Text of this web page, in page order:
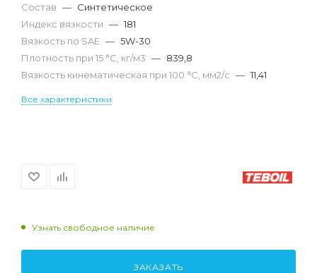
Состав — Синтетическое
Индекс вязкости — 181
Вязкость по SAE — 5W-30
Плотность при 15 °С, кг/м3 — 839,8
Вязкость кинематическая при 100 °С, мм2/с — 11,41
Все характеристики
Узнать свободное наличие
ЗАКАЗАТЬ